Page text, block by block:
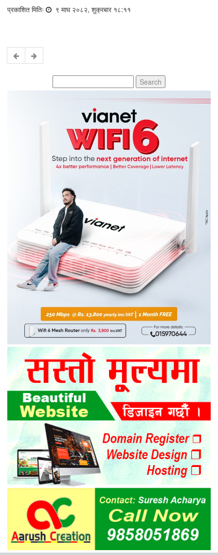
प्रकाशित मितिः ९ माघ २०८२, शुक्रबार १८:११
for: